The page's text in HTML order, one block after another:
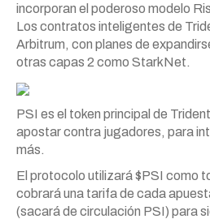
incorporan el poderoso modelo
Los contratos inteligentes de
Arbitrum, con planes de
otras capas 2 como StarkNet.
PSI es el token principal de
apostar contra jugadores, para
más.
El protocolo utilizará $PSI como
cobrará una tarifa de cada
(sacará de circulación PSI) para